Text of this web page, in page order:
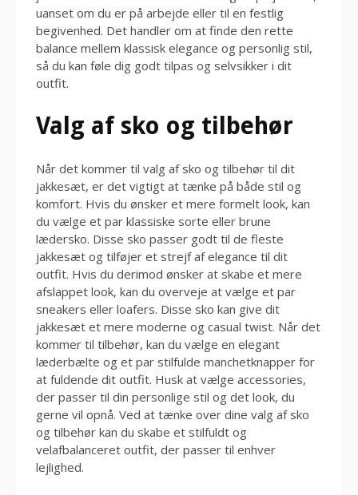
uanset om du er på arbejde eller til en festlig
begivenhed. Det handler om at finde den rette
balance mellem klassisk elegance og personlig stil,
så du kan føle dig godt tilpas og selvsikker i dit
outfit.
Valg af sko og tilbehør
Når det kommer til valg af sko og tilbehør til dit
jakkesæt, er det vigtigt at tænke på både stil og
komfort. Hvis du ønsker et mere formelt look, kan
du vælge et par klassiske sorte eller brune
lædersko. Disse sko passer godt til de fleste
jakkesæt og tilføjer et strejf af elegance til dit
outfit. Hvis du derimod ønsker at skabe et mere
afslappet look, kan du overveje at vælge et par
sneakers eller loafers. Disse sko kan give dit
jakkesæt et mere moderne og casual twist. Når det
kommer til tilbehør, kan du vælge en elegant
læderbælte og et par stilfulde manchetknapper for
at fuldende dit outfit. Husk at vælge accessories,
der passer til din personlige stil og det look, du
gerne vil opnå. Ved at tænke over dine valg af sko
og tilbehør kan du skabe et stilfuldt og
velafbalanceret outfit, der passer til enhver
lejlighed.